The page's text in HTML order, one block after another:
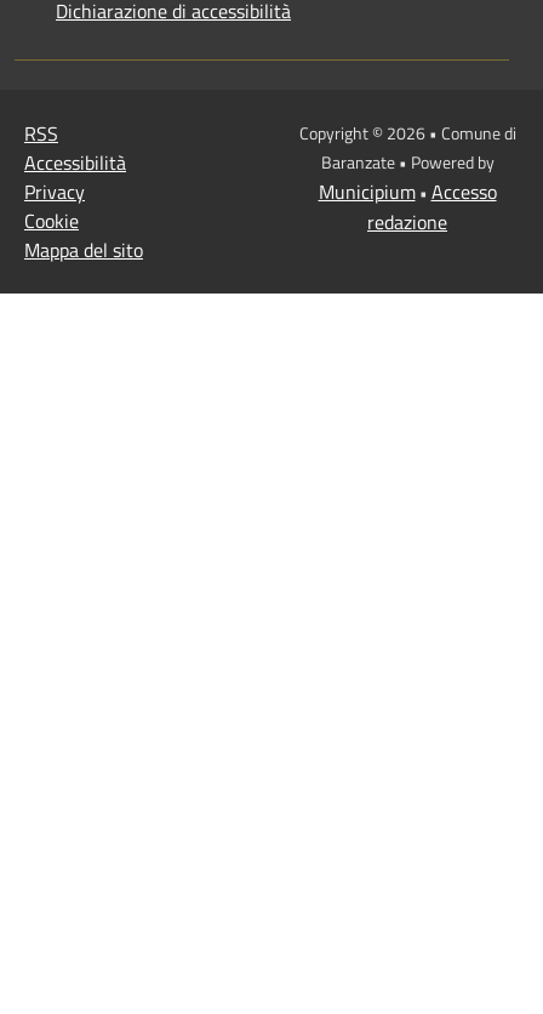
Dichiarazione di accessibilità
RSS
Accessibilità
Privacy
Cookie
Mappa del sito
Copyright © 2026 • Comune di
Baranzate • Powered by
Municipium• Accesso
redazione